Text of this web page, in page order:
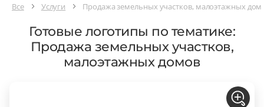
Все Услуги Продажа земельных участков, малоэтажных
Готовые логотипы по тематике:
Продажа земельных участков,
малоэтажных домов